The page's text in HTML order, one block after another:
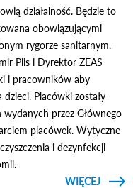
działalność. Będzie to
obowiązującymi
rygorze sanitarnym.
Plis i Dyrektor ZEAS
i pracowników aby
Placówki zostały
przez Głównego
placówek. Wytyczne
i dezynfekcji
CZYTAJ
WIĘCEJ